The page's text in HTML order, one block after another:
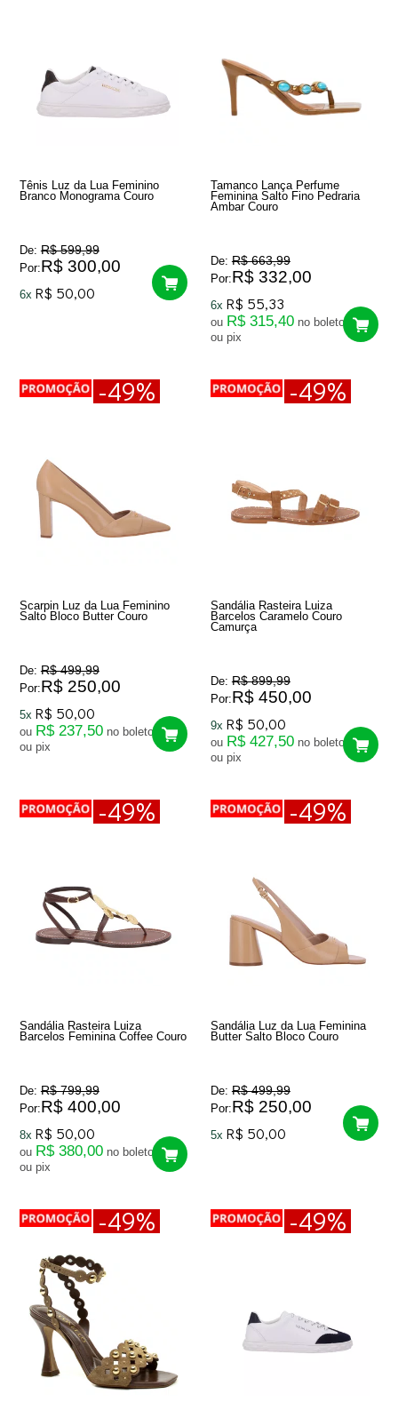
Tênis Luz da Lua Feminino
Branco Monograma Couro
De: R$ 599,99
Por:R$ 300,00
6x R$ 50,00
Tamanco Lança Perfume
Feminina Salto Fino Pedraria
Ambar Couro
De: R$ 663,99
Por:R$ 332,00
6x R$ 55,33
ou R$ 315,40 no boleto
ou pix
-49%
Scarpin Luz da Lua Feminino
Salto Bloco Butter Couro
De: R$ 499,99
Por:R$ 250,00
5x R$ 50,00
ou R$ 237,50 no boleto
ou pix
-49%
Sandália Rasteira Luiza
Barcelos Caramelo Couro
Camurça
De: R$ 899,99
Por:R$ 450,00
9x R$ 50,00
ou R$ 427,50 no boleto
ou pix
-49%
Sandália Rasteira Luiza
Barcelos Feminina Coffee Couro
De: R$ 799,99
Por:R$ 400,00
8x R$ 50,00
ou R$ 380,00 no boleto
ou pix
-49%
Sandália Luz da Lua Feminina
Butter Salto Bloco Couro
De: R$ 499,99
Por:R$ 250,00
5x R$ 50,00
-49% -49%